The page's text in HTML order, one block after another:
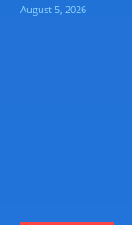
August 5, 2026